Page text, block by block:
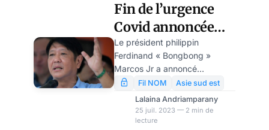
Fin de l’urgence
Covid annoncée
par le président
philippin Marcos
Le président philippin
Ferdinand « Bongbong »
Marcos Jr a annoncé
officiellement que le covid-19
ne constitue plus une urgence
de santé publique aux
Philippines dans un
Fil NOM
Asie sud est
Lalaina Andriamparany
25 juil. 2023 — 2 min de
lecture